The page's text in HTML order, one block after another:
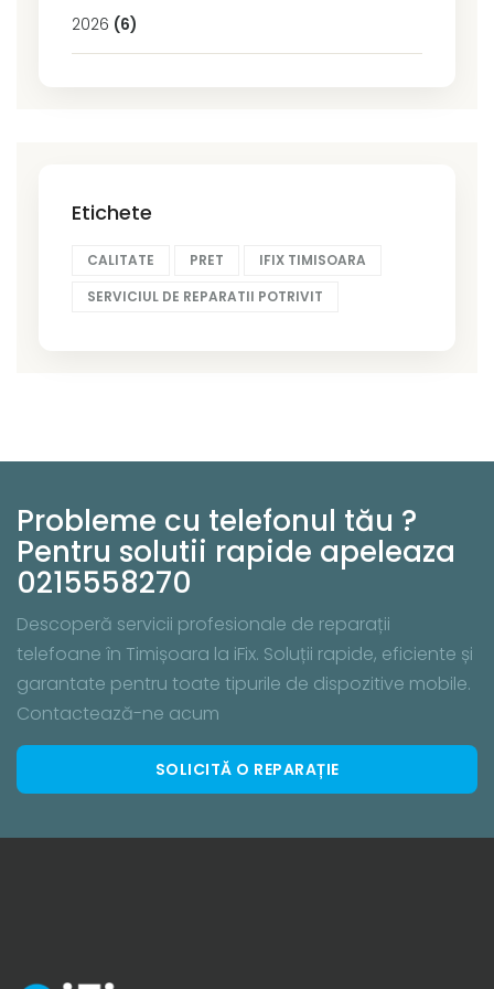
2026 (6)
Etichete
CALITATE PRET
IFIX TIMISOARA
SERVICIUL DE REPARATII POTRIVIT
Probleme cu telefonul tău ?
Pentru solutii rapide apeleaza
0215558270
Descoperă servicii profesionale de reparații
telefoane în Timișoara la iFix. Soluții rapide, eficiente și
garantate pentru toate tipurile de dispozitive mobile.
Contactează-ne acum
SOLICITĂ O REPARAȚIE